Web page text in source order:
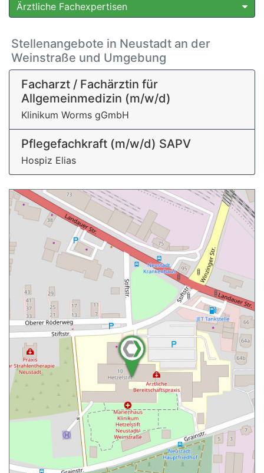
Ärztliche Fachexpertisen
Stellenangebote in Neustadt an der
Weinstraße und Umgebung
Facharzt / Fachärztin für
Allgemeinmedizin (m/w/d)
Klinikum Worms gGmbH
Pflegefachkraft (m/w/d) SAPV
Hospiz Elias